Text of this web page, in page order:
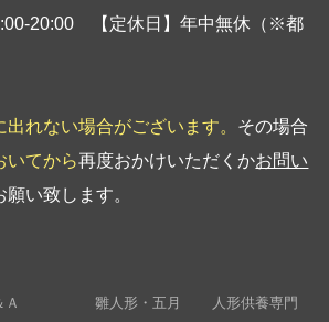
20:00 【定休日】年中無休（※都
れない場合がございます。 その場合
いてから再度おかけいただくかお問い
願い致します。
Ａ
雛人形・五月
人形供養専門